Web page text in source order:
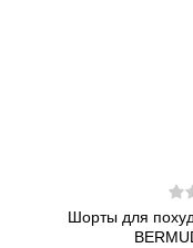
Шорты для